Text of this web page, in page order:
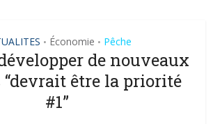
• Économie • Pêche
de nouveaux
“devrait être la priorité
#1”